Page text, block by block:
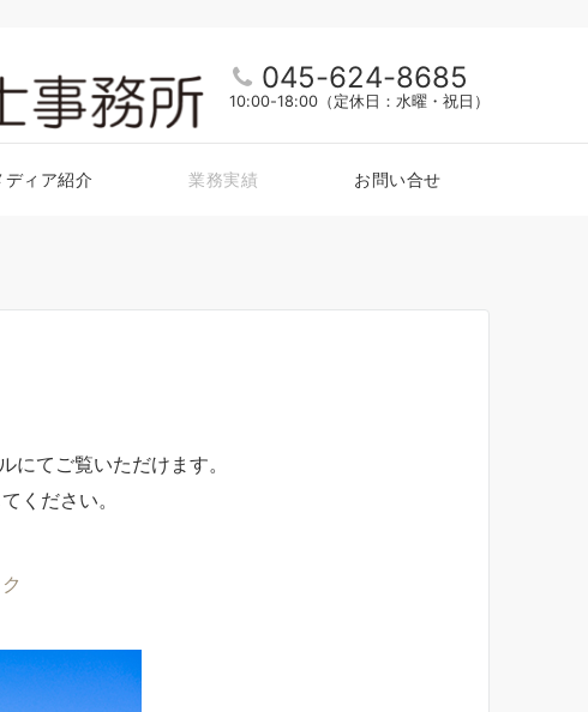
045-624-8685
10:00-18:00（定休日：水曜・祝日）
ディア紹介 業務実績 お問い合せ
てご覧いただけます。
ください。